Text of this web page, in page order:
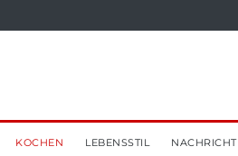
KOCHEN LEBENSSTIL NACHRICHT